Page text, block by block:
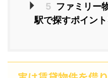
5 ファミリー
駅で探すポイン